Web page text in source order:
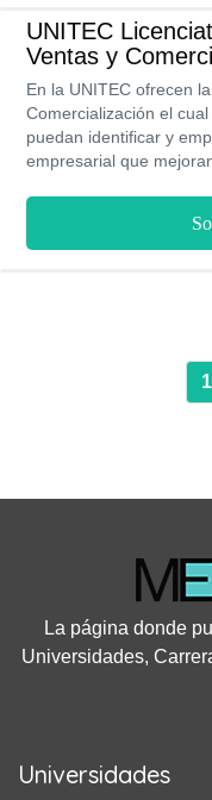
UNITEC
Ventas y
En la UNITEC ofrecen
Comercialización el
puedan identificar y
empresarial que
SEP. Sus precios no
un programa de becas
1
La página donde
Universidades,
Universidades